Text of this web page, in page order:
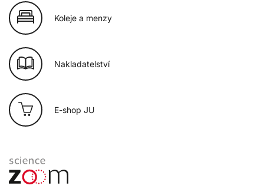
Koleje a menzy
Nakladatelství
E-shop JU